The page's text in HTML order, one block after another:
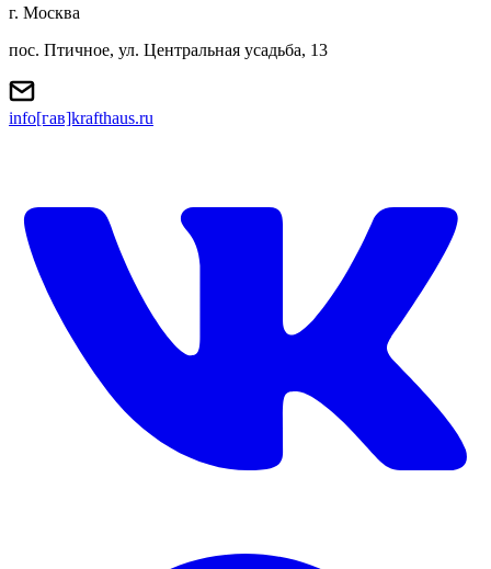
г. Москва
пос. Птичное, ул. Центральная усадьба, 13
info[гав]krafthaus.ru